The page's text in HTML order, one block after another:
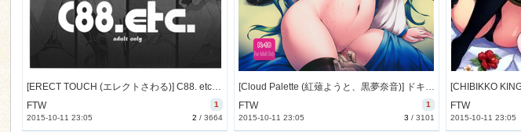
[ERECT TOUCH (エレクトさわる)] C88. etc. (アイドルマスター シンデレラガールズ) [19M]
1
FTW
2 /3664
2015-10-11 23:05
[Cloud Palette (紅薙ようと、黒夢奈音)] ドキドキ泥酔さなえちゃんとストーカー男 (東方Project) [54M]
1
FTW
3 /3101
2015-10-11 23:05
FTW
2015-10-11 23:05